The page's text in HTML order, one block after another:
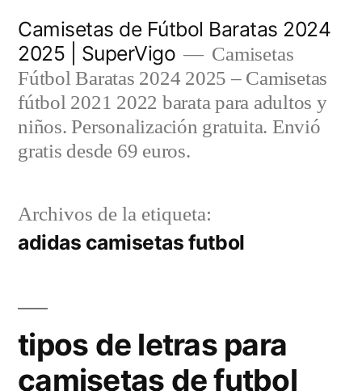
contenido
Camisetas de Fútbol Baratas 2024
2025 | SuperVigo
Camisetas
Fútbol Baratas 2024 2025 – Camisetas
fútbol 2021 2022 barata para adultos y
niños. Personalización gratuita. Envió
gratis desde 69 euros.
Archivos de la etiqueta:
adidas camisetas futbol
tipos de letras para
camisetas de futbol